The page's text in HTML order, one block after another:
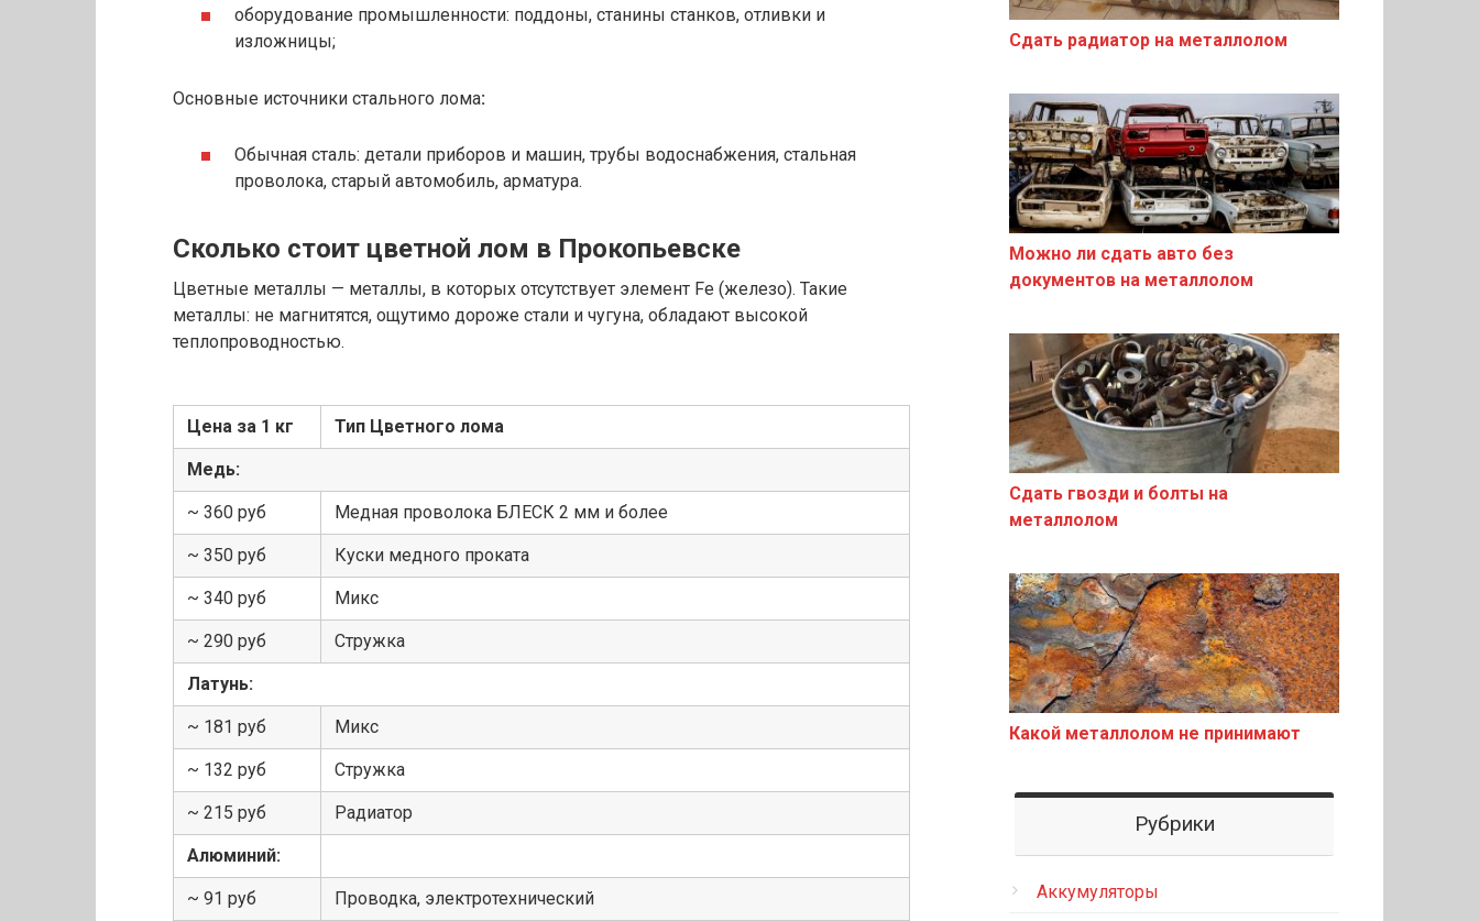
оборудование промышленности: поддоны, станины станков, отливки и
изложницы;
Основные источники стального лома:
Обычная сталь: детали приборов и машин, трубы водоснабжения, стальная
проволока, старый автомобиль, арматура.
Сколько стоит цветной лом в Прокопьевске
Цветные металлы — металлы, в которых отсутствует элемент Fe (железо). Такие
металлы: не магнитятся, ощутимо дороже стали и чугуна, обладают высокой
теплопроводностью.
Цена за 1 кг Тип Цветного лома
Медь:
~ 360 руб Медная проволока БЛЕСК 2 мм и более
~ 350 руб Куски медного проката
~ 340 руб Микс
~ 290 руб Стружка
Латунь:
~ 181 руб Микс
~ 132 руб Стружка
~ 215 руб Радиатор
Алюминий:
~ 91 руб Проводка, электротехнический
Сдать радиатор на металлолом
Можно ли сдать авто без
документов на металлолом
Сдать гвозди и болты на
металлолом
Какой металлолом не принимают
Рубрики
Аккумуляторы